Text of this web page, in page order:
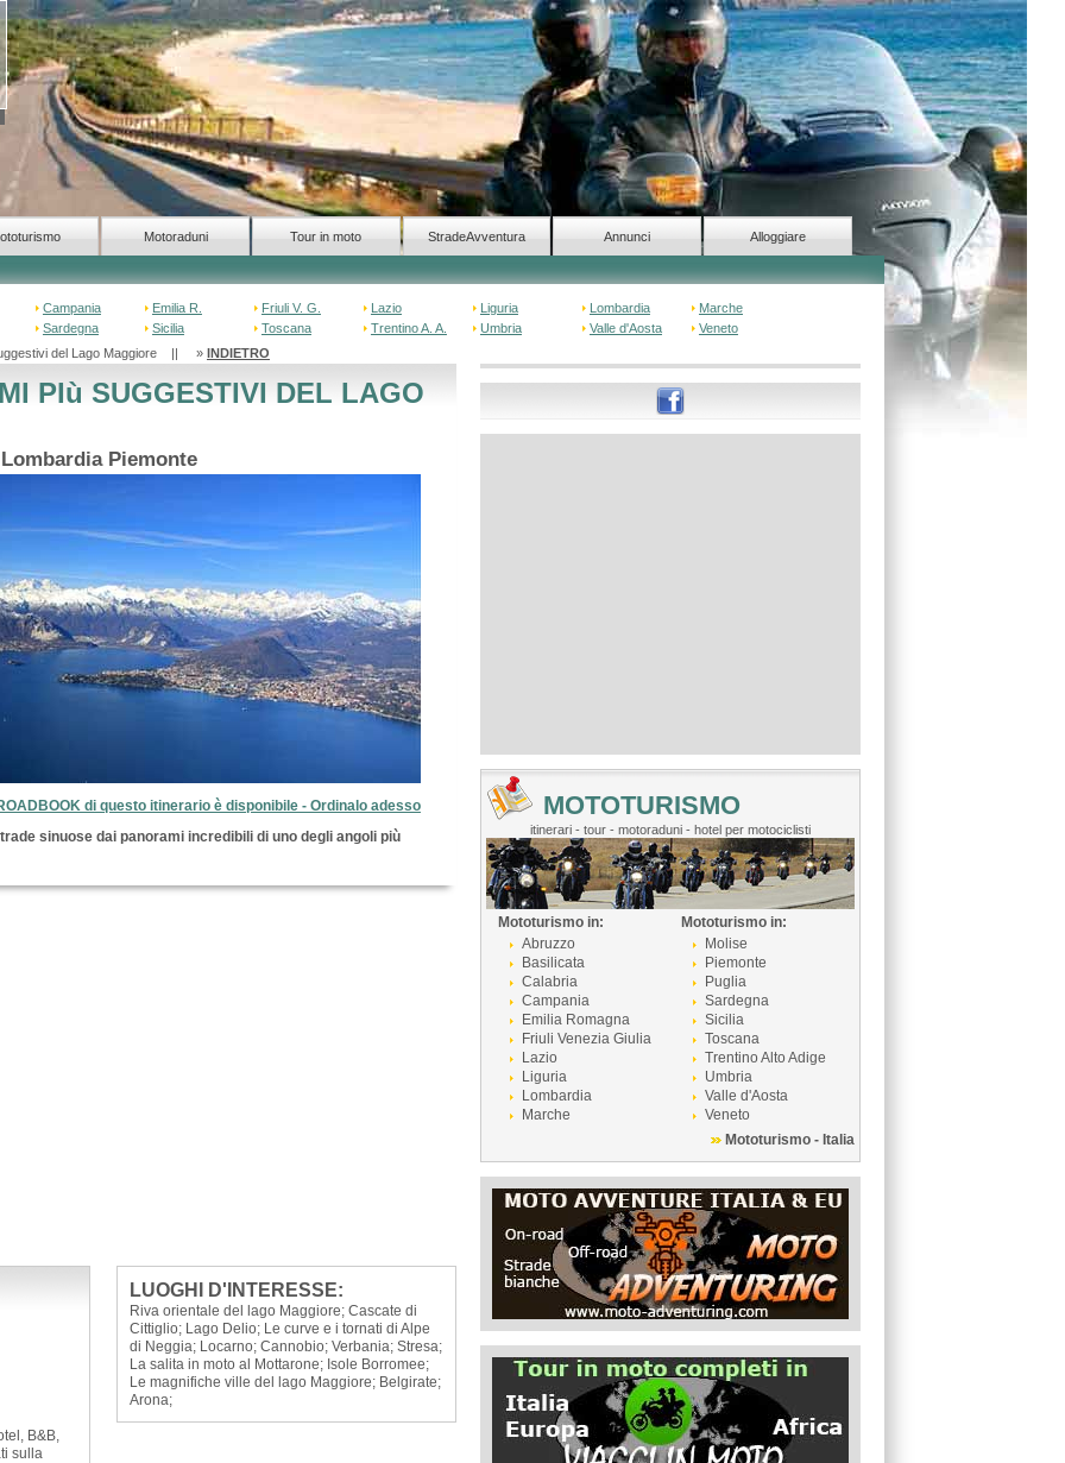
Motoraduni Tour in moto StradeAvventura Annunci Alloggiare
Campania Emilia R. Friuli V. G. Lazio Liguria Lombardia
Marche
Sardegna
Sicilia Toscana Trentino A. A. Umbria Valle d'Aosta
Veneto
del Lago Maggiore || » INDIETRO
PIù SUGGESTIVI DEL LAGO
Piemonte
di questo itinerario è disponibile - Ordinalo adesso
sinuose dai panorami incredibili di uno degli angoli più
B&B,
sulla
LUOGHI D'INTERESSE:
Riva orientale del lago Maggiore; Cascate di
Cittiglio; Lago Delio; Le curve e i tornati di Alpe
di Neggia; Locarno; Cannobio; Verbania; Stresa;
La salita in moto al Mottarone; Isole Borromee;
Le magnifiche ville del lago Maggiore; Belgirate;
Arona;
MOTOTURISMO
itinerari - tour - motoraduni - hotel per motociclisti
Mototurismo in:
Abruzzo
Basilicata
Calabria
Campania
Emilia Romagna
Friuli Venezia Giulia
Lazio
Liguria
Lombardia
Marche
Mototurismo in:
Molise
Piemonte
Puglia
Sardegna
Sicilia
Toscana
Trentino Alto Adige
Umbria
Valle d'Aosta
Veneto
Mototurismo - Italia